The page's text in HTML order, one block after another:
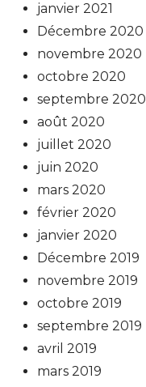
janvier 2021
Décembre 2020
novembre 2020
octobre 2020
septembre 2020
août 2020
juillet 2020
juin 2020
mars 2020
février 2020
janvier 2020
Décembre 2019
novembre 2019
octobre 2019
septembre 2019
avril 2019
mars 2019